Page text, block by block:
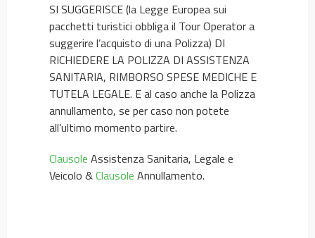
SI SUGGERISCE (la Legge Europea sui
pacchetti turistici obbliga il Tour Operator a
suggerire l’acquisto di una Polizza) DI
RICHIEDERE LA POLIZZA DI ASSISTENZA
SANITARIA, RIMBORSO SPESE MEDICHE E
TUTELA LEGALE. E al caso anche la Polizza
annullamento, se per caso non potete
all’ultimo momento partire.
Clausole Assistenza Sanitaria, Legale e
Veicolo &Clausole Annullamento.